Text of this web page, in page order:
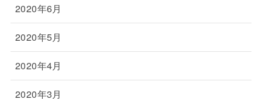
2020年6月
2020年5月
2020年4月
2020年3月